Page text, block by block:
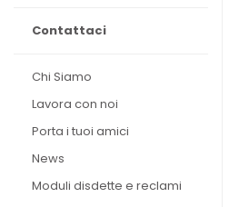
Contattaci
Chi Siamo
Lavora con noi
Porta i tuoi amici
News
Moduli disdette e reclami